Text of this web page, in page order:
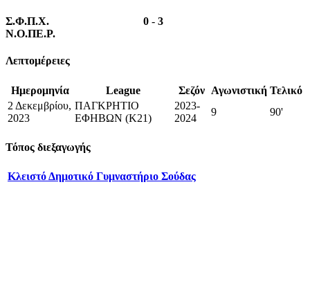
Σ.Φ.Π.Χ. 0 - 3
Ν.Ο.ΠΕ.Ρ.
Λεπτομέρειες
Ημερομηνία League Σεζόν Αγωνιστική Τελικό
2 Δεκεμβρίου,
2023
ΠΑΓΚΡΗΤΙΟ
ΕΦΗΒΩΝ (Κ21)
2023-
2024
9 90'
Τόπος διεξαγωγής
Κλειστό Δημοτικό Γυμναστήριο Σούδας